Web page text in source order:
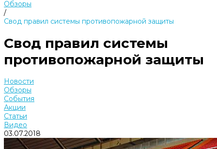
Обзоры
/
Свод правил системы противопожарной защиты
Свод правил системы
противопожарной защиты
Новости
Обзоры
События
Акции
Статьи
Видео
03.07.2018